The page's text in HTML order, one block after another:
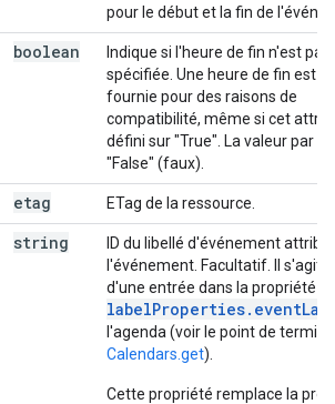
pour le début et la fin de
boolean
Indique si l'heure de fin n'est pas
spécifiée. Une heure de fin est
fournie pour des raisons de
compatibilité, même si cet
défini sur "True". La valeur par
"False" (faux).
etag ETag de la ressource.
string
ID du libellé d'événement
l'événement. Facultatif. Il s'agit
d'une entrée dans la propriété
l'agenda (voir le point de
Calendars.get).
Cette propriété remplace la